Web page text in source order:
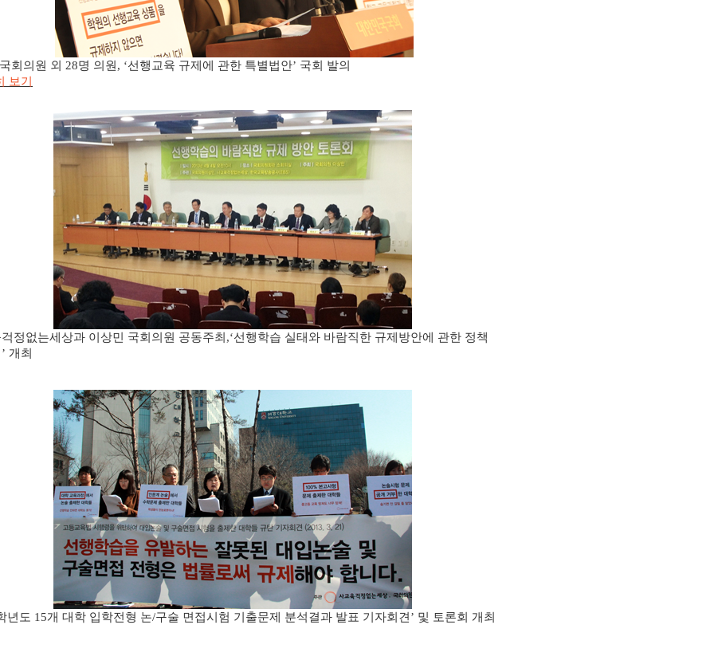
회의원 외 28명 의원, ‘선행교육 규제에 관한 특별법안’ 국회 발의
보기
정없는세상과 이상민 국회의원 공동주최,‘선행학습 실태와 바람직한 규제방안에 관한 정책
’ 개최
년도 15개 대학 입학전형 논/구술 면접시험 기출문제 분석결과 발표 기자회견’ 및 토론회 개최